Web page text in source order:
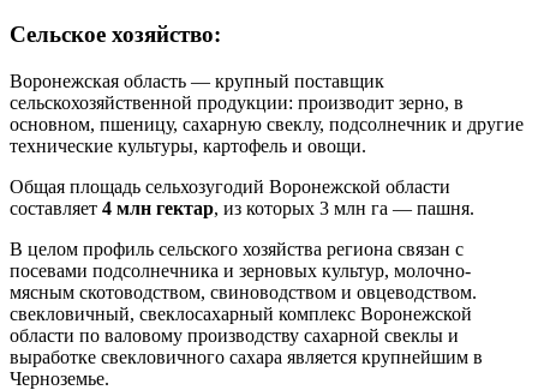
Сельское хозяйство:
Воронежская область — крупный поставщик
сельскохозяйственной продукции: производит зерно, в
основном, пшеницу, сахарную свеклу, подсолнечник и другие
технические культуры, картофель и овощи.
Общая площадь сельхозугодий Воронежской области
составляет 4 млн гектар, из которых 3 млн га — пашня.
В целом профиль сельского хозяйства региона связан с
посевами подсолнечника и зерновых культур, молочно-
мясным скотоводством, свиноводством и овцеводством.
свекловичный, свеклосахарный комплекс Воронежской
области по валовому производству сахарной свеклы и
выработке свекловичного сахара является крупнейшим в
Черноземье.